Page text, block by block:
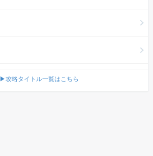
▶攻略タイトル一覧はこちら